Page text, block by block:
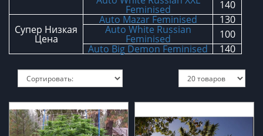
Feminised
140
Супер Низкая
Цена
Auto Mazar Feminised 130
Auto White Russian
Feminised
100
Auto Big Demon Feminised
140